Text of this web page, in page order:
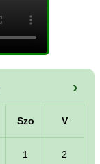
›
Szo V
1 2